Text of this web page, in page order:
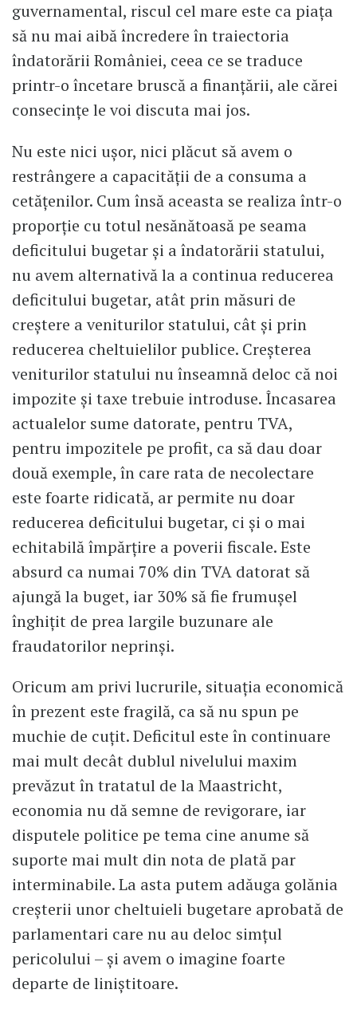
guvernamental, riscul cel mare este ca piața
să nu mai aibă încredere în traiectoria
îndatorării României, ceea ce se traduce
printr-o încetare bruscă a finanțării, ale cărei
consecințe le voi discuta mai jos.
Nu este nici ușor, nici plăcut să avem o
restrângere a capacității de a consuma a
cetățenilor. Cum însă aceasta se realiza într-o
proporție cu totul nesănătoasă pe seama
deficitului bugetar și a îndatorării statului,
nu avem alternativă la a continua reducerea
deficitului bugetar, atât prin măsuri de
creștere a veniturilor statului, cât și prin
reducerea cheltuielilor publice. Creșterea
veniturilor statului nu înseamnă deloc că noi
impozite și taxe trebuie introduse. Încasarea
actualelor sume datorate, pentru TVA,
pentru impozitele pe profit, ca să dau doar
două exemple, în care rata de necolectare
este foarte ridicată, ar permite nu doar
reducerea deficitului bugetar, ci și o mai
echitabilă împărțire a poverii fiscale. Este
absurd ca numai 70% din TVA datorat să
ajungă la buget, iar 30% să fie frumușel
înghițit de prea largile buzunare ale
fraudatorilor neprinși.
Oricum am privi lucrurile, situația economică
în prezent este fragilă, ca să nu spun pe
muchie de cuțit. Deficitul este în continuare
mai mult decât dublul nivelului maxim
prevăzut în tratatul de la Maastricht,
economia nu dă semne de revigorare, iar
disputele politice pe tema cine anume să
suporte mai mult din nota de plată par
interminabile. La asta putem adăuga golănia
creşterii unor cheltuieli bugetare aprobată de
parlamentari care nu au deloc simţul
pericolului – şi avem o imagine foarte
departe de liniştitoare.